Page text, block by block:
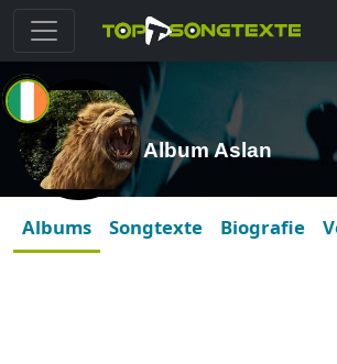
Album Aslan
Albums Songtexte Biografie